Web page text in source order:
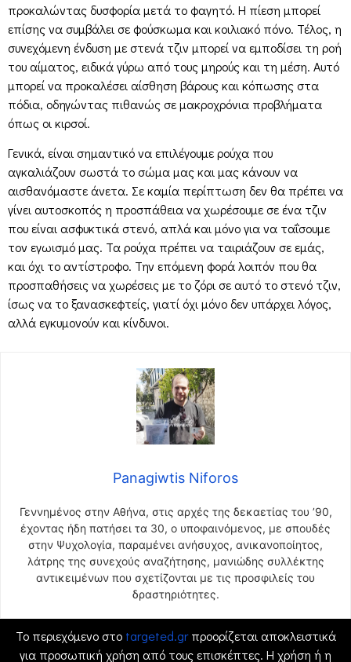
προκαλώντας δυσφορία μετά το φαγητό. Η πίεση μπορεί
επίσης να συμβάλει σε φούσκωμα και κοιλιακό πόνο. Τέλος, η
συνεχόμενη ένδυση με στενά τζιν μπορεί να εμποδίσει τη ροή
του αίματος, ειδικά γύρω από τους μηρούς και τη μέση. Αυτό
μπορεί να προκαλέσει αίσθηση βάρους και κόπωσης στα
πόδια, οδηγώντας πιθανώς σε μακροχρόνια προβλήματα
όπως οι κιρσοί.
Γενικά, είναι σημαντικό να επιλέγουμε ρούχα που
αγκαλιάζουν σωστά το σώμα μας και μας κάνουν να
αισθανόμαστε άνετα. Σε καμία περίπτωση δεν θα πρέπει να
γίνει αυτοσκοπός η προσπάθεια να χωρέσουμε σε ένα τζιν
που είναι ασφυκτικά στενό, απλά και μόνο για να ταΐσουμε
τον εγωισμό μας. Τα ρούχα πρέπει να ταιριάζουν σε εμάς,
και όχι το αντίστροφο. Την επόμενη φορά λοιπόν που θα
προσπαθήσεις να χωρέσεις με το ζόρι σε αυτό το στενό τζιν,
ίσως να το ξανασκεφτείς, γιατί όχι μόνο δεν υπάρχει λόγος,
αλλά εγκυμονούν και κίνδυνοι.
Panagiwtis Niforos
Γεννημένος στην Αθήνα, στις αρχές της δεκαετίας του ’90,
έχοντας ήδη πατήσει τα 30, ο υποφαινόμενος, με σπουδές
στην Ψυχολογία, παραμένει ανήσυχος, ανικανοποίητος,
λάτρης της συνεχούς αναζήτησης, μανιώδης συλλέκτης
αντικειμένων που σχετίζονται με τις προσφιλείς του
δραστηριότητες.
Το περιεχόμενο στο targeted.grπροορίζεται αποκλειστικά
για προσωπική χρήση από τους επισκέπτες. Η χρήση ή η